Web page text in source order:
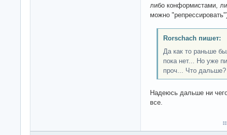
либо конформистами,
можно
Rorschach пишет:
Да как то раньше
пока нет... Но уже
проч... Что дальше?
Надеюсь дальше ни
все.